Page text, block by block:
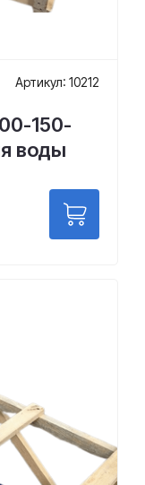
Артикул: 10212
150-
воды